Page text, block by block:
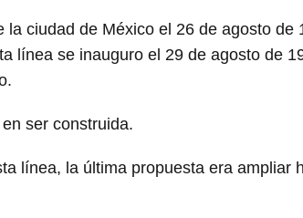
ciudad de México el 26 de agosto de
línea se inauguro el 29 de agosto de
ser construida.
línea, la última propuesta era ampliar